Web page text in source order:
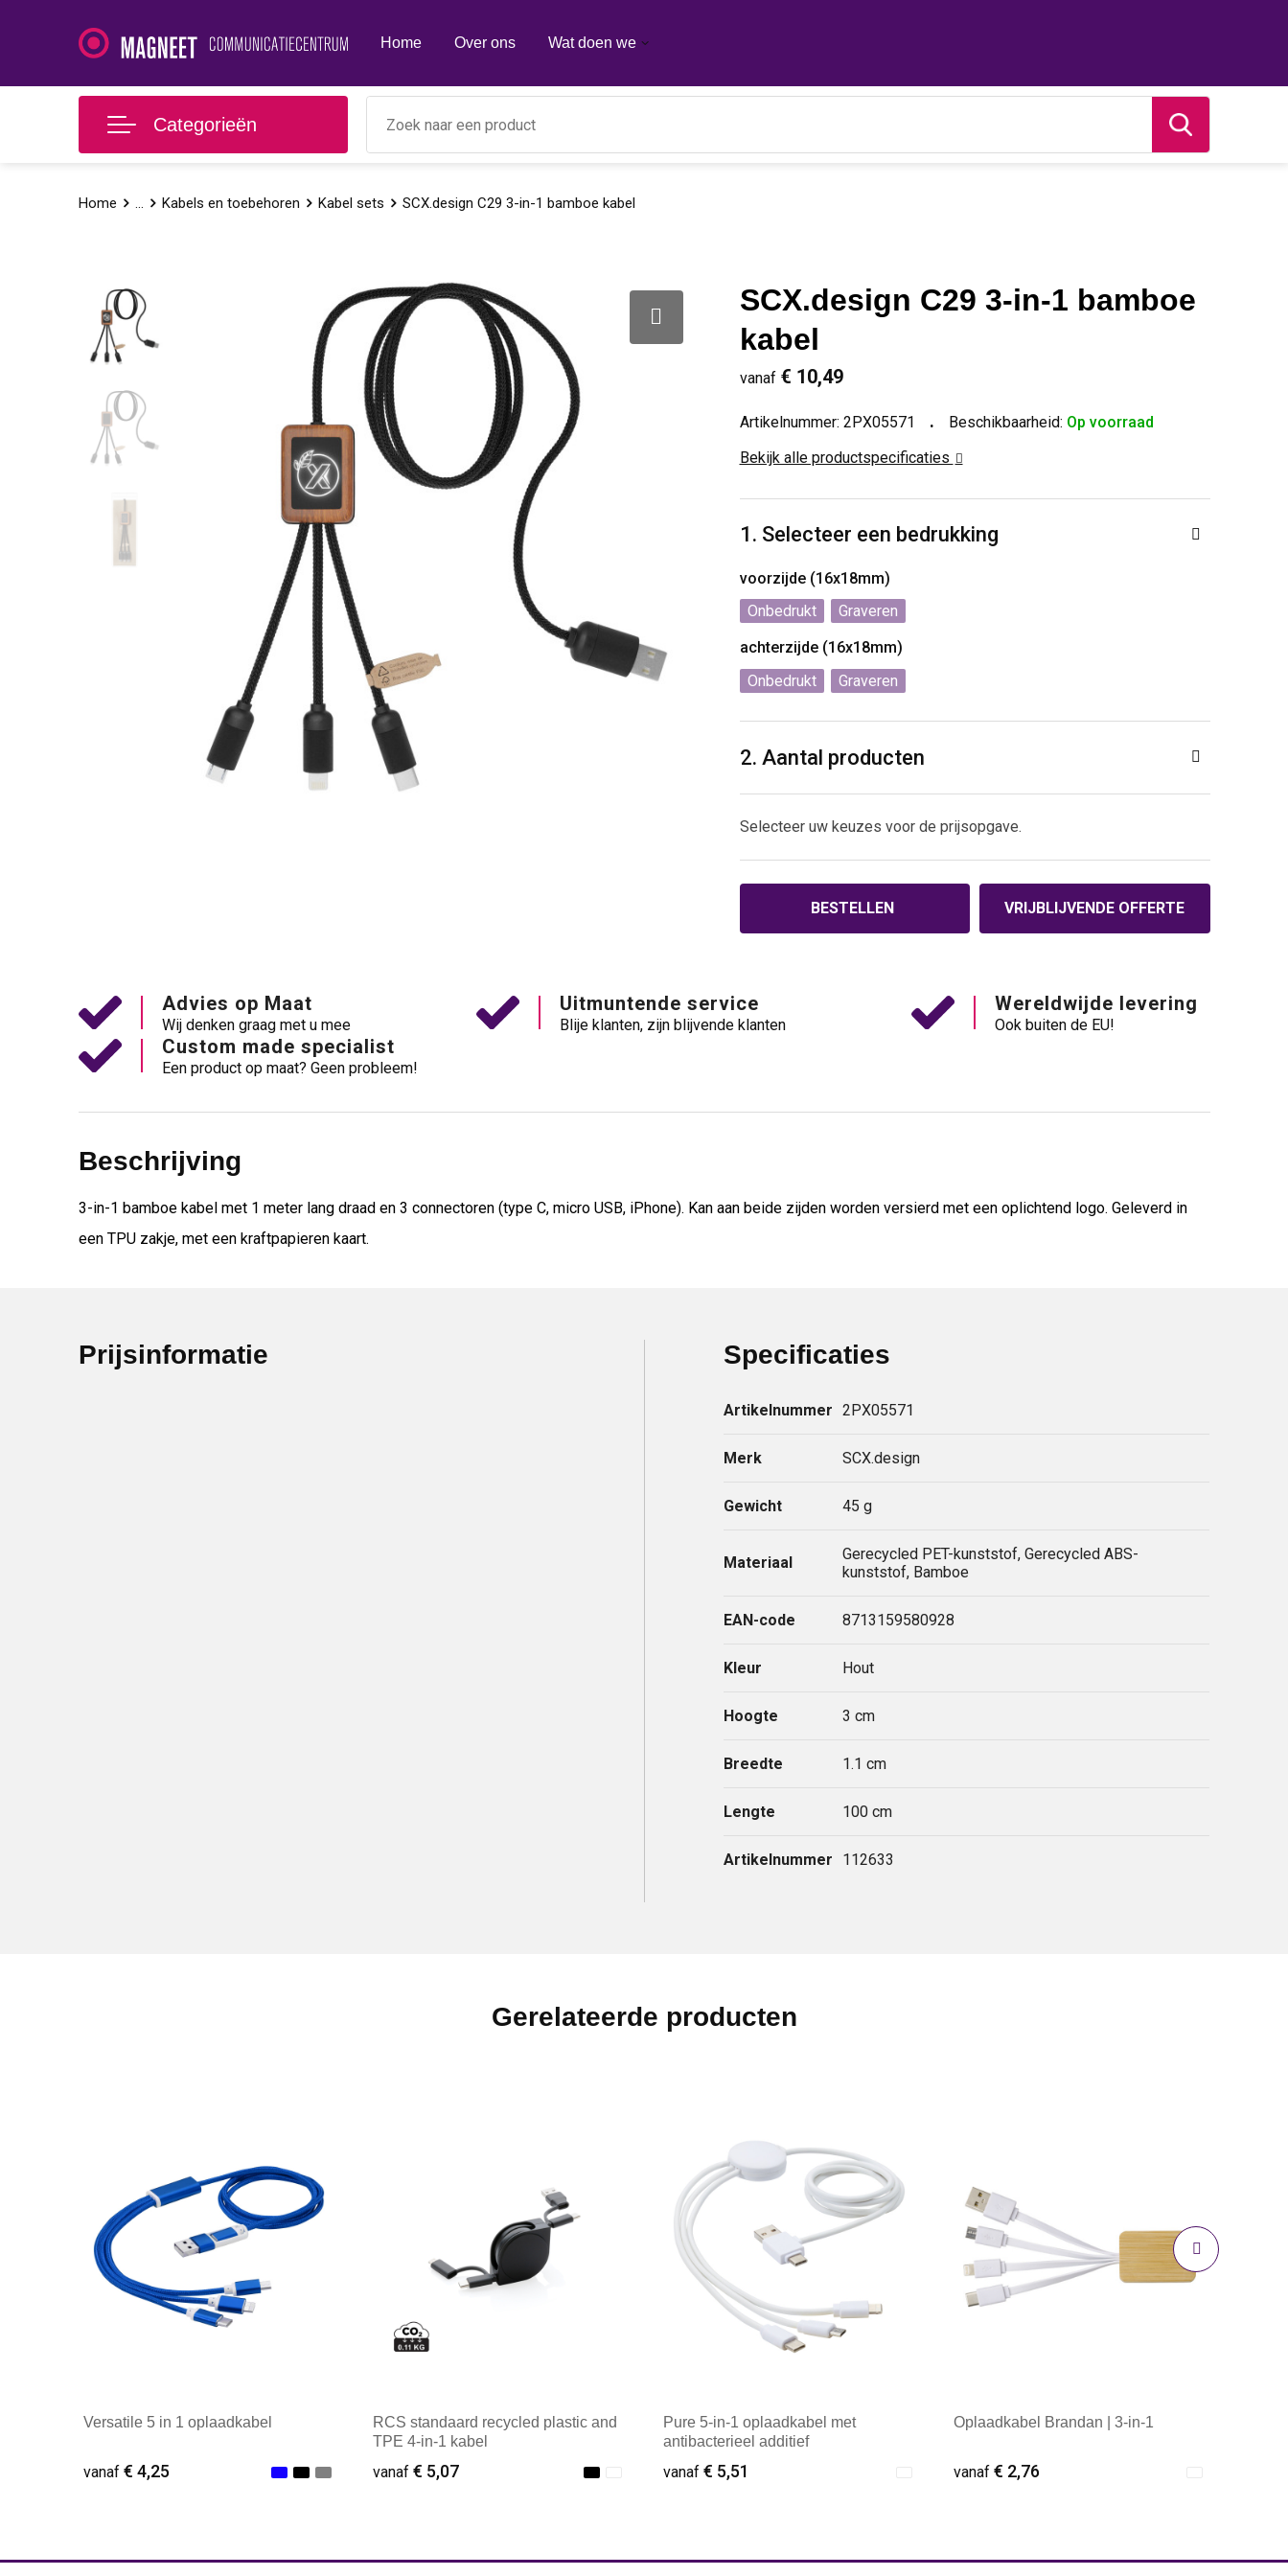
Home Over ons Wat doen we
Categorieën
Home ... Kabels en toebehoren Kabel sets SCX.design C29 3-in-1 bamboe kabel
SCX.design C29 3-in-1 bamboe
kabel
vanaf € 10,49
Artikelnummer: 2PX05571 Beschikbaarheid: Op voorraad
Bekijk alle productspecificaties
1. Selecteer een bedrukking
voorzijde (16x18mm)
Onbedrukt
Graveren
achterzijde (16x18mm)
Onbedrukt
Graveren
2. Aantal producten
Selecteer uw keuzes voor de prijsopgave.
BESTELLEN VRIJBLIJVENDE OFFERTE
Advies op Maat
Wij denken graag met u mee
Uitmuntende service
Blije klanten, zijn blijvende klanten
Wereldwijde levering
Ook buiten de EU!
Custom made specialist
Een product op maat? Geen probleem!
Beschrijving
3-in-1 bamboe kabel met 1 meter lang draad en 3 connectoren (type C, micro USB, iPhone). Kan aan beide zijden worden versierd met een oplichtend logo. Geleverd in
een TPU zakje, met een kraftpapieren kaart.
Prijsinformatie Specificaties
Artikelnummer 2PX05571
Merk SCX.design
Gewicht 45 g
Materiaal
Gerecycled PET-kunststof, Gerecycled ABS-
kunststof, Bamboe
EAN-code 8713159580928
Kleur Hout
Hoogte 3 cm
Breedte 1.1 cm
Lengte 100 cm
Artikelnummer 112633
Gerelateerde producten
Versatile 5 in 1 oplaadkabel
vanaf € 4,25
RCS standaard recycled plastic and
TPE 4-in-1 kabel
vanaf€ 5,07
Pure 5-in-1 oplaadkabel met
antibacterieel additief
vanaf € 5,51
Oplaadkabel Brandan | 3-in-1
vanaf € 2,76